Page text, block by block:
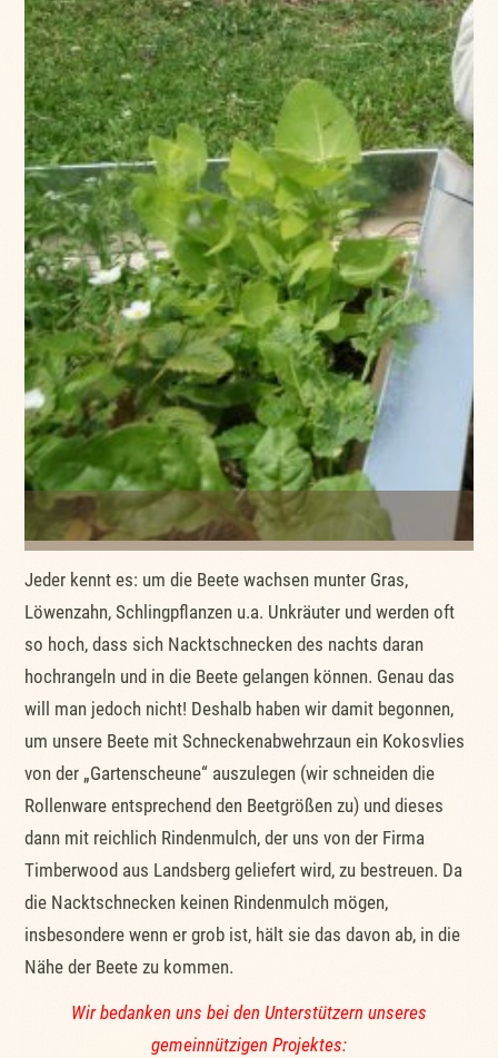
Jeder kennt es: um die Beete wachsen munter Gras,
Löwenzahn, Schlingpflanzen u.a. Unkräuter und werden oft
so hoch, dass sich Nacktschnecken des nachts daran
hochrangeln und in die Beete gelangen können. Genau das
will man jedoch nicht! Deshalb haben wir damit begonnen,
um unsere Beete mit Schneckenabwehrzaun ein Kokosvlies
von der „Gartenscheune“ auszulegen (wir schneiden die
Rollenware entsprechend den Beetgrößen zu) und dieses
dann mit reichlich Rindenmulch, der uns von der Firma
Timberwood aus Landsberg geliefert wird, zu bestreuen. Da
die Nacktschnecken keinen Rindenmulch mögen,
insbesondere wenn er grob ist, hält sie das davon ab, in die
Nähe der Beete zu kommen.
Wir bedanken uns bei den Unterstützern unseres
gemeinnützigen Projektes: